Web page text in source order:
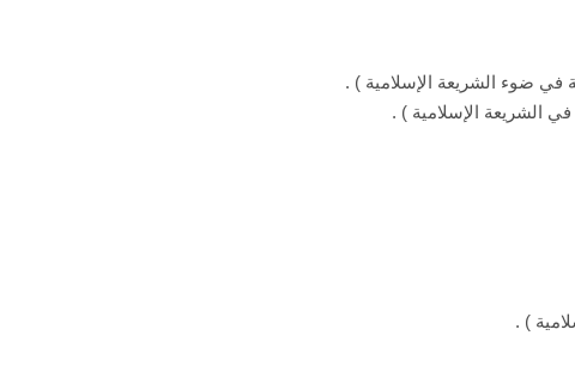
في ضوء الشريعة الإسلامية ) .
الشريعة الإسلامية ) .
) .